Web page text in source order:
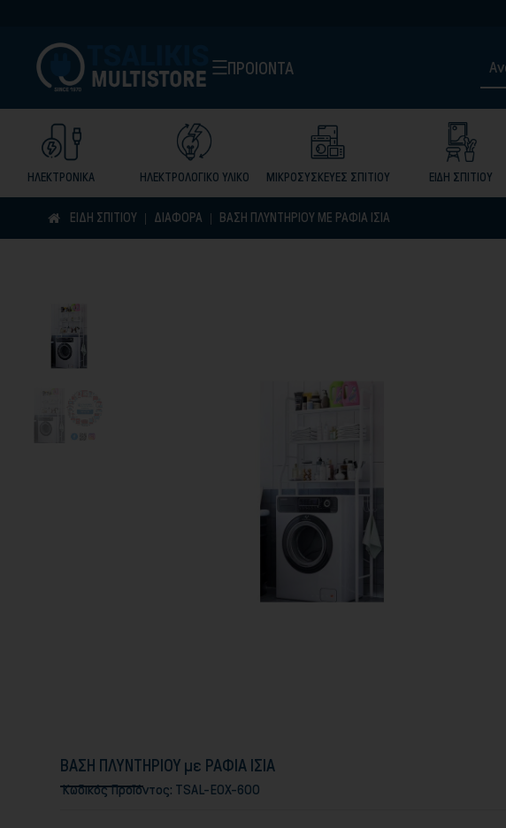
ΠΡΟΙΟΝΤΑ
ΕΙΔΗ ΣΠΙΤΙΟΥ
ΗΛΕΚΤΡΟΛΟΓΙΚΟ ΥΛΙΚΟ
ΗΛΕΚΤΡΟΝΙΚΑ ΜΙΚΡΟΣΥΣΚΕΥΕΣ ΣΠΙΤΙΟΥ
ΕΙΔΗ ΣΠΙΤΙΟΥ ΔΙΑΦΟΡΑ ΒΑΣΗ ΠΛΥΝΤΗΡΙΟΥ ΜΕ ΡΑΦΙΑ ΙΣΙΑ
ΒΑΣΗ ΠΛΥΝΤΗΡΙΟΥ με ΡΑΦΙΑ ΙΣΙΑ
Κωδικός Προϊόντος: TSAL-EOX-600